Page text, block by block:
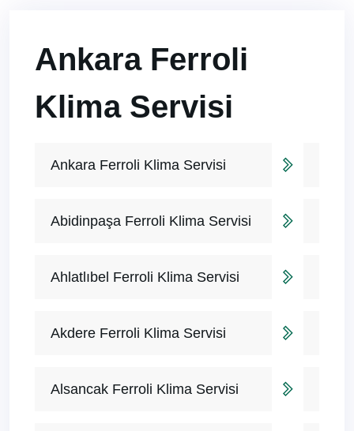
Ankara Ferroli
Klima Servisi
Ankara Ferroli Klima Servisi
Abidinpaşa Ferroli Klima Servisi
Ahlatlıbel Ferroli Klima Servisi
Akdere Ferroli Klima Servisi
Alsancak Ferroli Klima Servisi